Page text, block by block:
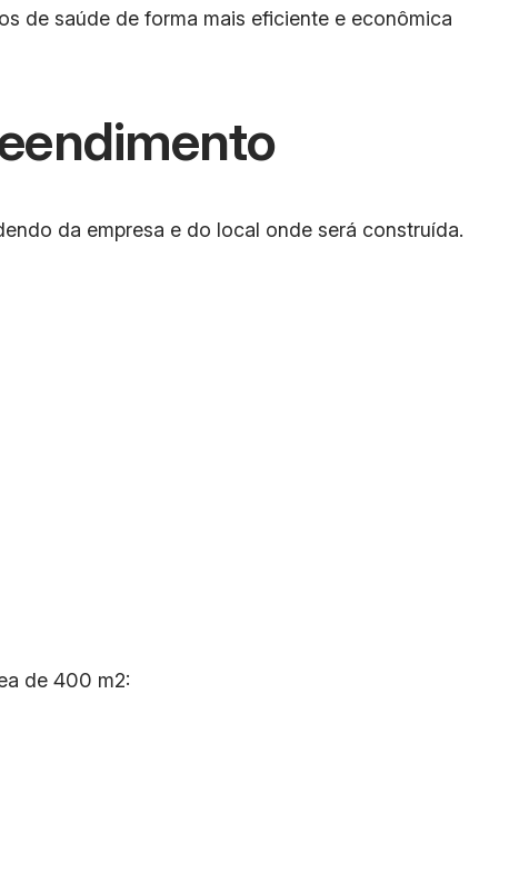
de saúde de forma mais eficiente e econômica
da empresa e do local onde será construída.
de 400 m2: